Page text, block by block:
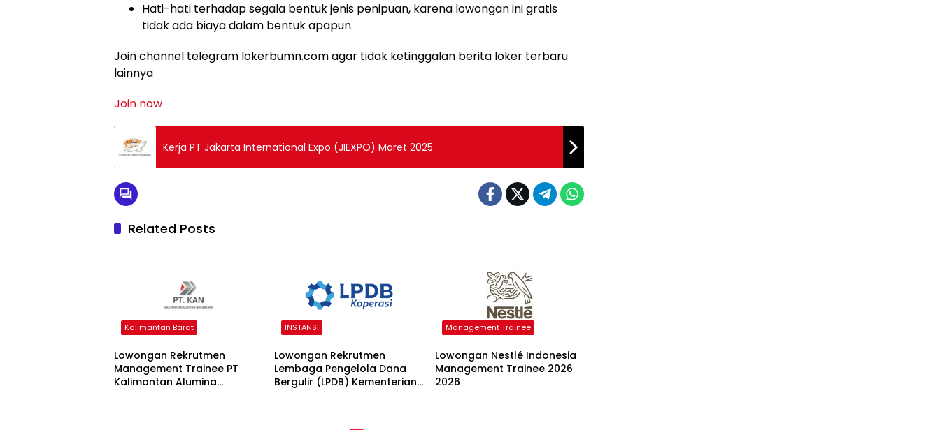
Hati-hati terhadap segala bentuk jenis penipuan, karena lowongan ini gratis
tidak ada biaya dalam bentuk apapun.
Join channel telegram lokerbumn.com agar tidak ketinggalan berita loker terbaru
lainnya
Join now
Kerja PT Jakarta International Expo (JIEXPO) Maret 2025
Related Posts
Kalimantan Barat
Lowongan Rekrutmen
Management Trainee PT
Kalimantan Alumina
INSTANSI
Lowongan Rekrutmen
Lembaga Pengelola Dana
Bergulir (LPDB) Kementerian
Management Trainee
Lowongan Nestlé Indonesia
Management Trainee 2026
2026